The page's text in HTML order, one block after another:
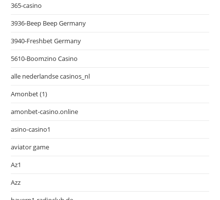
365-casino
3936-Beep Beep Germany
3940-Freshbet Germany
5610-Boomzino Casino
alle nederlandse casinos_nl
Amonbet (1)
amonbet-casino.online
asino-casino1
aviator game
Az1
Azz